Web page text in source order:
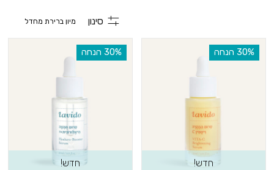
סינון
‫30% הנחה
חדש!
‫30% הנחה
חדש!